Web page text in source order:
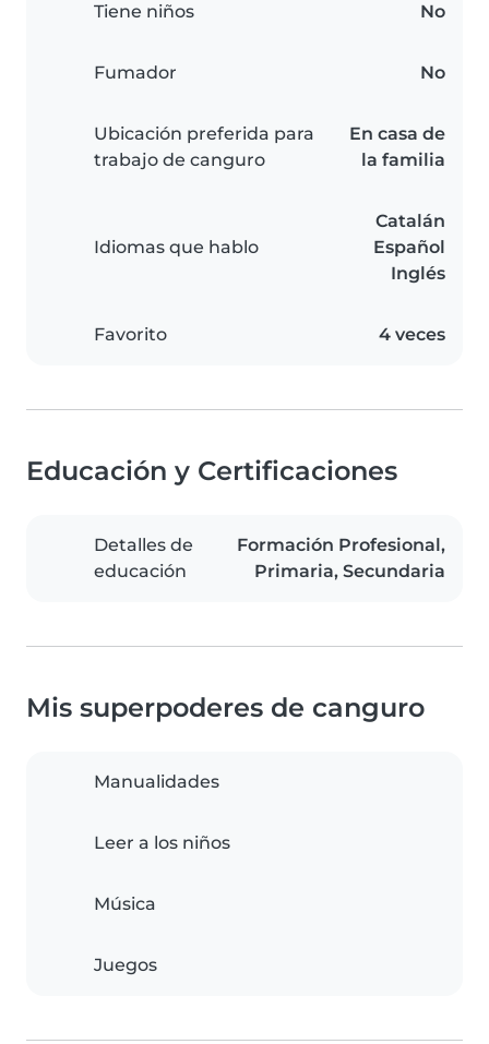
Tiene niños No
Fumador No
Ubicación preferida para
trabajo de canguro
En casa de
la familia
Idiomas que hablo
Catalán
Español
Inglés
Favorito 4 veces
Educación y Certificaciones
Detalles de
educación
Formación Profesional,
Primaria, Secundaria
Mis superpoderes de canguro
Manualidades
Leer a los niños
Música
Juegos